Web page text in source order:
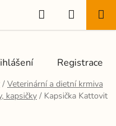
Registrace
Hledat
KOŠÍK
/ Veterinární a dietní krmiva
kapsičky / Kapsička Kattovit